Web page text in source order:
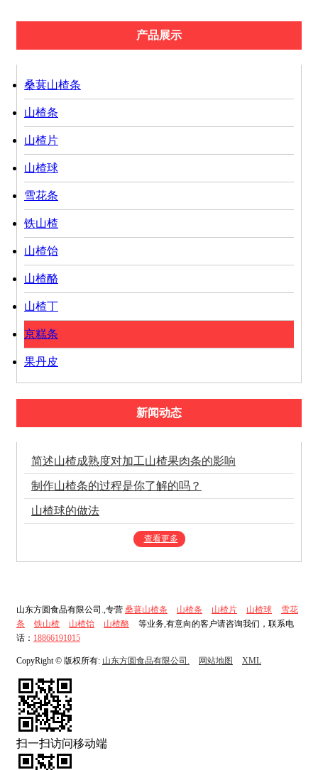
产品展示
桑葚山楂条
山楂条
山楂片
山楂球
雪花条
铁山楂
山楂饴
山楂酪
山楂丁
京糕条
果丹皮
新闻动态
简述山楂成熟度对加工山楂果肉条的影响
制作山楂条的过程是你了解的吗？
山楂球的做法
查看更多
山东方圆食品有限公司.,专营 桑葚山楂条 山楂条 山楂片 山楂球
雪花
条
铁山楂 山楂饴 山楂酪
等业务,有意向的客户请咨询我们，联系电
话： 18866191015
CopyRight © 版权所有: 山东方圆食品有限公司. 网站地图 XML
扫一扫访问移动端